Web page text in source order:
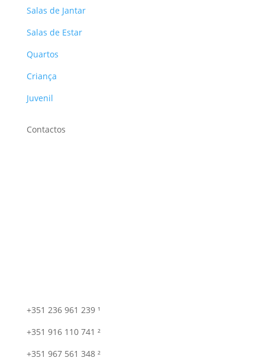
Salas de Jantar
Salas de Estar
Quartos
Criança
Juvenil
Contactos
+351 236 961 239 ¹
+351 916 110 741 ²
+351 967 561 348 ²